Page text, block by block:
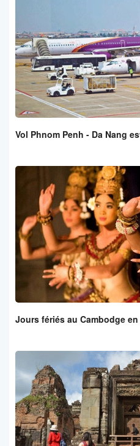
Vol Phnom Penh - Da Nang
Jours fériés au Cambodge en